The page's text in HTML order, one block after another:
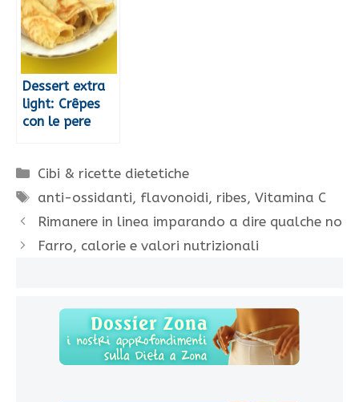
Dessert extra
light: Crêpes
con le pere
Categorie
Cibi & ricette dietetiche
Tag
anti-ossidanti, flavonoidi, ribes,Vitamina C
Rimanere in linea imparando a dire qualche no
Farro, calorie e valori nutrizionali